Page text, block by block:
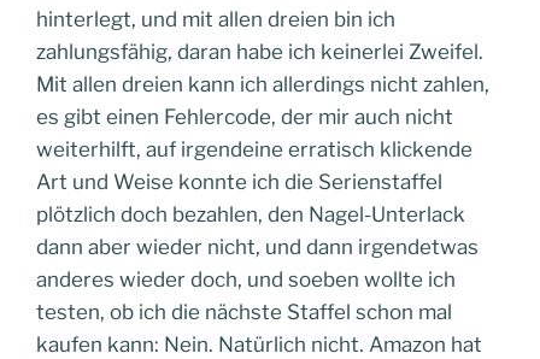
hinterlegt, und mit allen dreien bin ich
zahlungsfähig, daran habe ich keinerlei Zweifel.
Mit allen dreien kann ich allerdings nicht zahlen,
es gibt einen Fehlercode, der mir auch nicht
weiterhilft, auf irgendeine erratisch klickende
Art und Weise konnte ich die Serienstaffel
plötzlich doch bezahlen, den Nagel-Unterlack
dann aber wieder nicht, und dann irgendetwas
anderes wieder doch, und soeben wollte ich
testen, ob ich die nächste Staffel schon mal
kaufen kann: Nein. Natürlich nicht. Amazon hat